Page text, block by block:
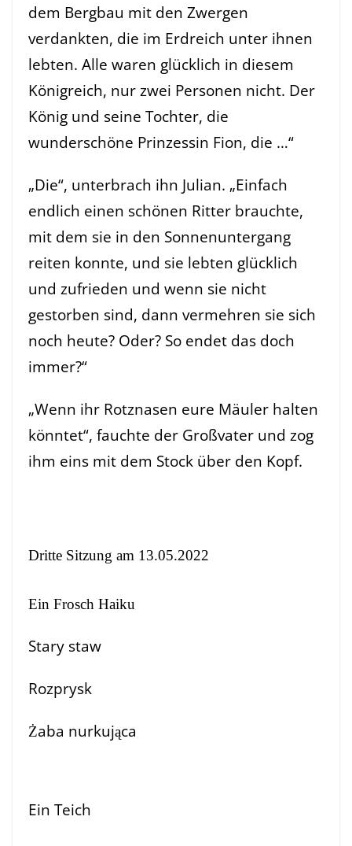
dem Bergbau mit den Zwergen
verdankten, die im Erdreich unter ihnen
lebten. Alle waren glücklich in diesem
Königreich, nur zwei Personen nicht. Der
König und seine Tochter, die
wunderschöne Prinzessin Fion, die …“
„Die“, unterbrach ihn Julian. „Einfach
endlich einen schönen Ritter brauchte,
mit dem sie in den Sonnenuntergang
reiten konnte, und sie lebten glücklich
und zufrieden und wenn sie nicht
gestorben sind, dann vermehren sie sich
noch heute? Oder? So endet das doch
immer?“
„Wenn ihr Rotznasen eure Mäuler halten
könntet“, fauchte der Großvater und zog
ihm eins mit dem Stock über den Kopf.
Dritte Sitzung am 13.05.2022
Ein Frosch Haiku
Stary staw
Rozprysk
Żaba nurkująca
Ein Teich